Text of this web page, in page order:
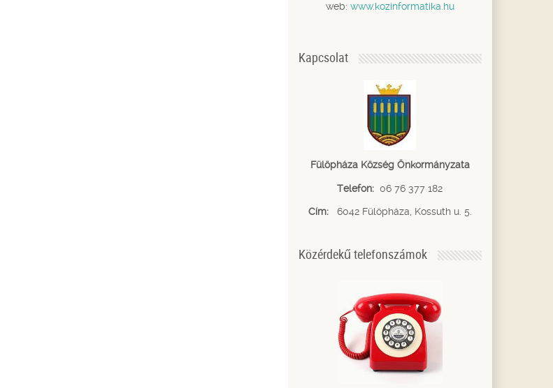
web: www.kozinformatika.hu
Kapcsolat
Fülöpháza Község Önkormányzata
Telefon: 06 76 377 182
Cím: 6042 Fülöpháza, Kossuth u. 5.
Közérdekű telefonszámok